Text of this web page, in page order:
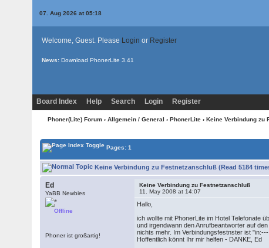
07. Aug 2026 at 05:18
Welcome, Guest. Please Login or Register
News: Download PhonerLite 3.41
Board Index Help Search Login Register
Phoner(Lite) Forum › Allgemein / General › PhonerLite › Keine Verbindung zu
Pages: 1
Keine Verbindung zu Festnetzanschluß (Read 5184
Ed
YaBB Newbies
Offline
Phoner ist großartig!
Keine Verbindung zu Festnetzanschluß
11. May 2008 at 14:07
Hallo,
ich wollte mit PhonerLite im Hotel Telefonate
und irgendwann den Anrufbeantworter auf
nichts mehr. Im Verbindungsfestnster ist
Hoffentlich könnt Ihr mir helfen - DANKE, Ed